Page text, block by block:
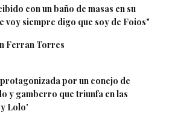
con un baño de masas en su
voy siempre digo que soy de Foios"
Ferran Torres
por un conejo de
y gamberro que triunfa en las
y Lolo'